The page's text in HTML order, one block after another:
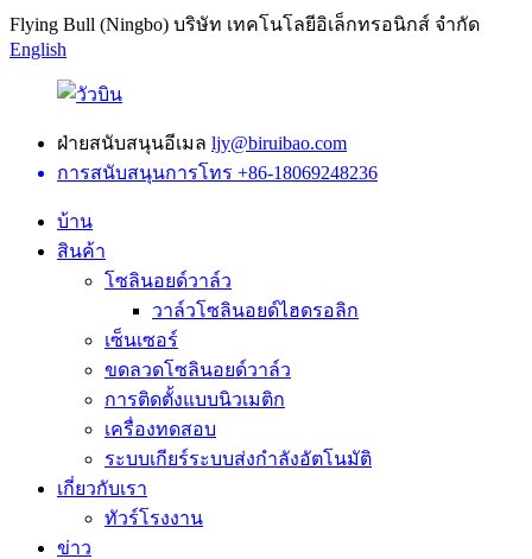
Flying Bull (Ningbo) บริษัท เทคโนโลยีอิเล็กทรอนิกส์ จำกัด
English
ฝ่ายสนับสนุนอีเมล ljy@biruibao.com
การสนับสนุนการโทร +86-18069248236
บ้าน
สินค้า
โซลินอยด์วาล์ว
วาล์วโซลินอยด์ไฮดรอลิก
เซ็นเซอร์
ขดลวดโซลินอยด์วาล์ว
การติดตั้งแบบนิวเมติก
เครื่องทดสอบ
ระบบเกียร์ระบบส่งกำลังอัตโนมัติ
เกี่ยวกับเรา
ทัวร์โรงงาน
ข่าว